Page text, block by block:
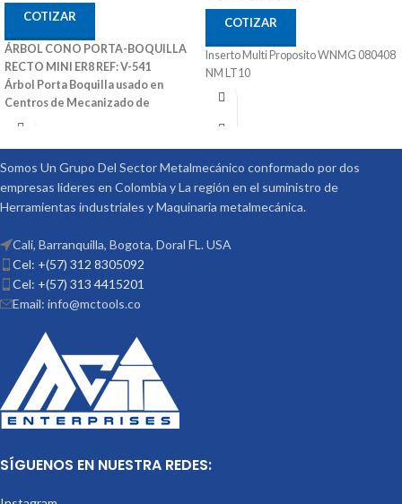
COTIZAR
ÁRBOL CONO PORTA-BOQUILLA
RECTO MINI ER8 REF: V-541
Árbol Porta Boquilla usado en
Centros de Mecanizado de
Diferentes Marcas
ConvencionalesRef: V-541 Medidas
(DxL): 08X50 Código: 3001-290 Marca:
Vertex
COTIZAR
Inserto Multi Proposito WNMG 080408
NM LT10
Somos Un Grupo Del Sector Metalmecánico conformado por dos
empresas lideres en Colombia y La región en el suministro de
Herramientas industriales y Maquinaria metalmecánica.
Cali, Barranquilla, Bogota, Doral FL. USA
Cel: +(57) 312 8305092
Cel: +(57) 313 4415201
Email: info@mctools.co
SÍGUENOS EN NUESTRA REDES: